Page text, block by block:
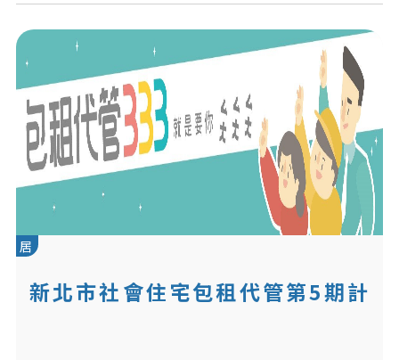
居
新北市社會住宅包租代管第5期計